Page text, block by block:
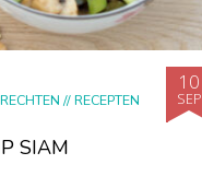
//RECEPTEN
10
SEP
SIAM